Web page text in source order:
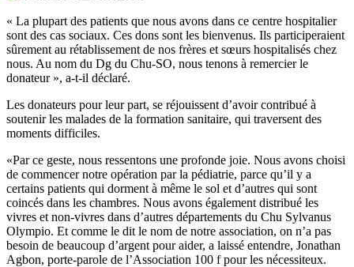
« La plupart des patients que nous avons dans ce centre hospitalier
sont des cas sociaux. Ces dons sont les bienvenus. Ils participeraient
sûrement au rétablissement de nos frères et sœurs hospitalisés chez
nous. Au nom du Dg du Chu-SO, nous tenons à remercier le
donateur », a-t-il déclaré.
Les donateurs pour leur part, se réjouissent d’avoir contribué à
soutenir les malades de la formation sanitaire, qui traversent des
moments difficiles.
«Parce geste, nous ressentons une profonde joie. Nous avons choisi
de commencer notre opération par la pédiatrie, parce qu’il y a
certains patients qui dorment à même le sol et d’autres qui sont
coincés dans les chambres. Nous avons également distribué les
vivres et non-vivres dans d’autres départements du Chu Sylvanus
Olympio. Et comme le dit le nom de notre association, on n’a pas
besoin de beaucoup d’argent pour aider, a laissé entendre, Jonathan
Agbon, porte-parole de l’Association 100 f pour les nécessiteux.